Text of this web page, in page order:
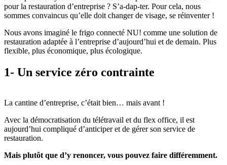
pour la restauration d’entreprise ? S’a-dap-ter. Pour cela, nous
sommes convaincus qu’elle doit changer de visage, se réinventer !
Nous avons imaginé le frigo connecté NU! comme une solution de
restauration adaptée à l’entreprise d’aujourd’hui et de demain. Plus
flexible, plus économique, plus écologique.
1- Un service zéro contrainte
La cantine d’entreprise, c’était bien… mais avant !
Avec la démocratisation du télétravail et du flex office, il est
aujourd’hui compliqué d’anticiper et de gérer son service de
restauration.
Mais plutôt que d’y renoncer, vous pouvez faire différemment.